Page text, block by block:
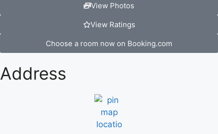
View Photos
View Ratings
Choose a room now on Booking.com
Address